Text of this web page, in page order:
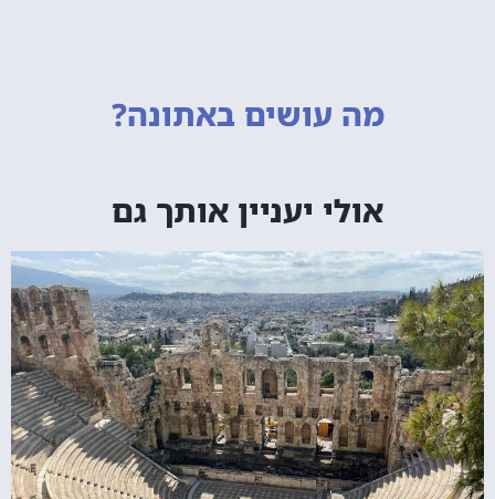
מה עושים באתונה?
אולי יעניין אותך גם